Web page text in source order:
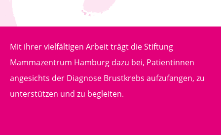
Mit ihrer vielfältigen Arbeit trägt die Stiftung
Mammazentrum Hamburg dazu bei, Patientinnen
angesichts der Diagnose Brustkrebs aufzufangen, zu
unterstützen und zu begleiten.